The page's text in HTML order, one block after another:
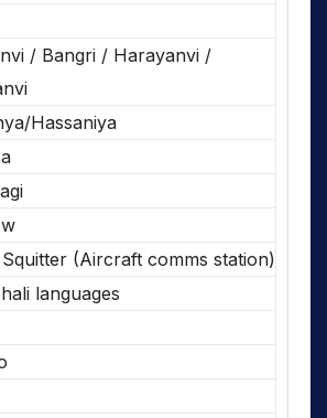
/ Bangri / Harayanvi /
Hassaniya
(Aircraft comms station)
languages